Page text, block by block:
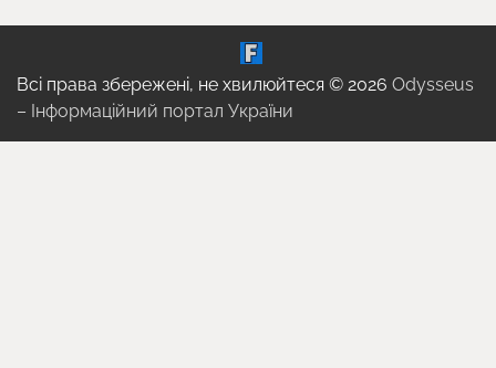
Всі права збережені, не хвилюйтеся © 2026 Odysseus
– Інформаційний портал України